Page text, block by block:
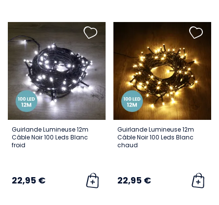
Guirlande Lumineuse 12m
Câble Noir 100 Leds Blanc
froid
22,95 €
Guirlande Lumineuse 12m
Câble Noir 100 Leds Blanc
chaud
22,95 €